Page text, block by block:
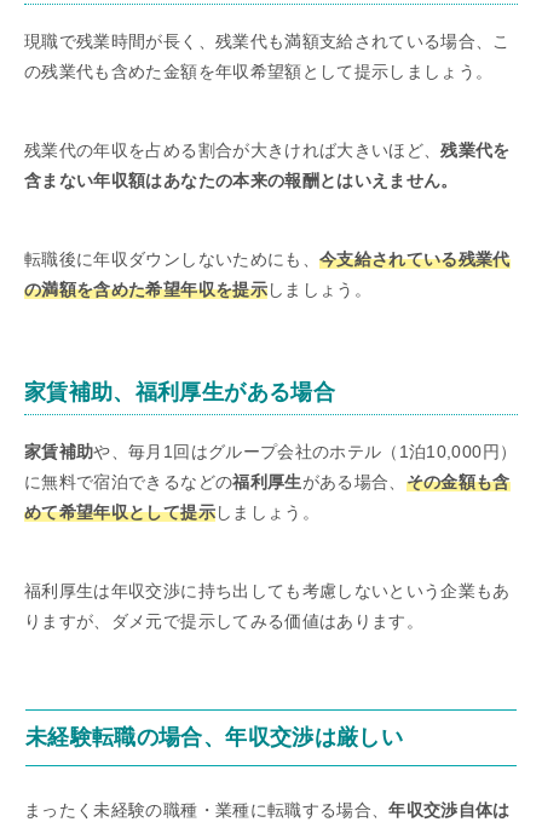
現職で残業時間が長く、残業代も満額支給されている場合、こ
の残業代も含めた金額を年収希望額として提示しましょう。
残業代の年収を占める割合が大きければ大きいほど、残業代を
含まない年収額はあなたの本来の報酬とはいえません。
転職後に年収ダウンしないためにも、 今支給されている残業代
の満額を含めた希望年収を提示しましょう。
家賃補助、福利厚生がある場合
家賃補助や、毎月1回はグループ会社のホテル（1泊10,000円）
に無料で宿泊できるなどの福利厚生がある場合、 その金額も含
めて希望年収として提示しましょう。
福利厚生は年収交渉に持ち出しても考慮しないという企業もあ
りますが、ダメ元で提示してみる価値はあります。
未経験転職の場合、年収交渉は厳しい
まったく未経験の職種・業種に転職する場合、年収交渉自体は